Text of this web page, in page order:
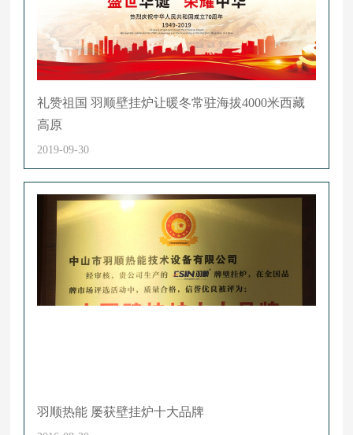
礼赞祖国 羽顺壁挂炉让暖冬常驻海拔4000米西藏
高原
2019-09-30
羽顺热能 屡获壁挂炉十大品牌